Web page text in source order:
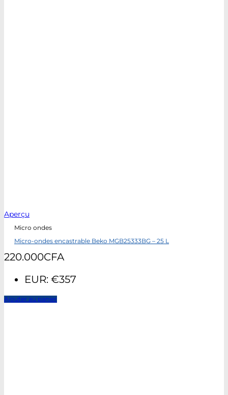
Aperçu
Micro ondes
Micro-ondes encastrable Beko MGB25333BG – 25 L
220.000CFA
EUR: €357
Ajouter au panier